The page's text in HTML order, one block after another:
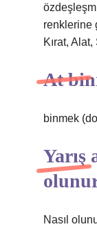
renklerine
Kırat,
At
binmek
Yarış
Nasıl